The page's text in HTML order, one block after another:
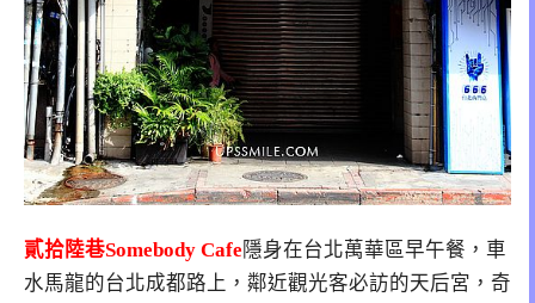
貳拾陸巷Somebody Cafe 隱身在台北萬華區早午餐，車
水馬龍的台北成都路上，鄰近觀光客必訪的天后宮，奇